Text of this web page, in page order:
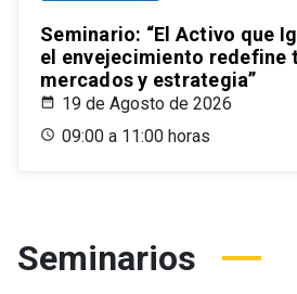
Seminario: “El Activo que
el envejecimiento redefine
mercados y estrategia”
19 de Agosto de 2026
09:00 a 11:00 horas
Seminarios